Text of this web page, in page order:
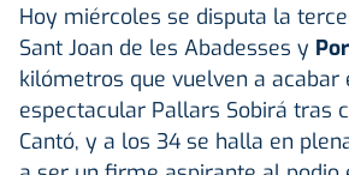
Hoy miércoles se disputa la
Sant Joan de les Abadesses y
kilómetros que vuelven a acabar
espectacular Pallars Sobirá tras
Cantó, y a los 34 se halla en